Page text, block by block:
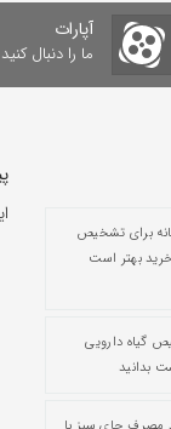
آپارات
ما را دنبال کنید
برای تشخیص
بهتر است
گیاه دارویی
بدانید